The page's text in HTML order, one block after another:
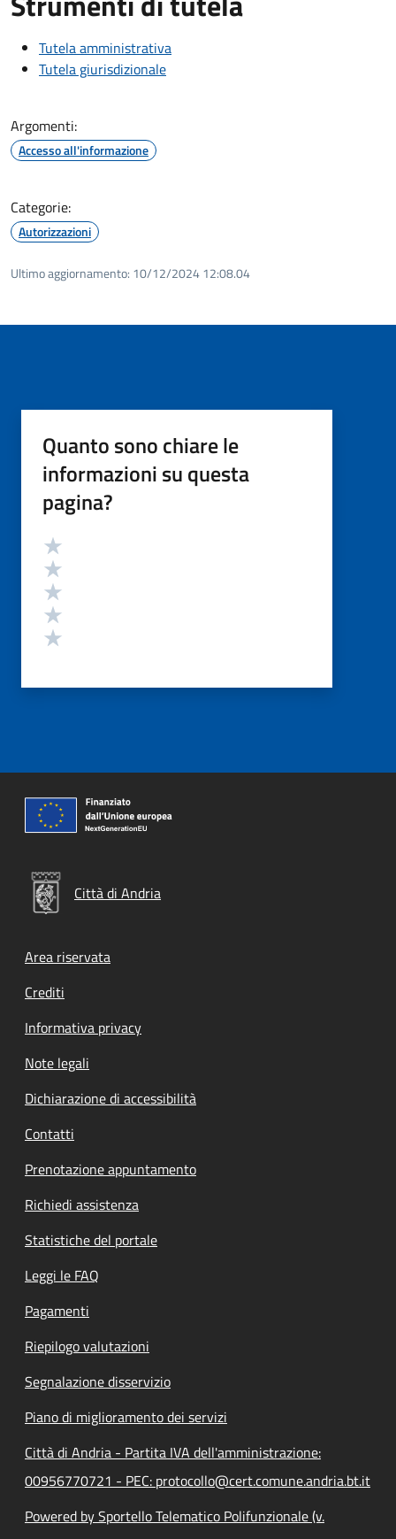
Tutela amministrativa
Tutela giurisdizionale
Argomenti:
Accesso all'informazione
Categorie:
Autorizzazioni
Ultimo aggiornamento: 10/12/2024 12:08.04
Quanto sono chiare le
informazioni su questa
pagina?
Valutazione
Città di Andria
Footer menu
Area riservata
Crediti
Informativa privacy
Note legali
Dichiarazione di accessibilità
Contatti
Prenotazione appuntamento
Richiedi assistenza
Statistiche del portale
Leggi le FAQ
Pagamenti
Riepilogo valutazioni
Segnalazione disservizio
Piano di miglioramento dei servizi
Città di Andria - Partita IVA dell'amministrazione:
00956770721 - PEC: protocollo@cert.comune.andria.bt.it
Powered by Sportello Telematico Polifunzionale (v.